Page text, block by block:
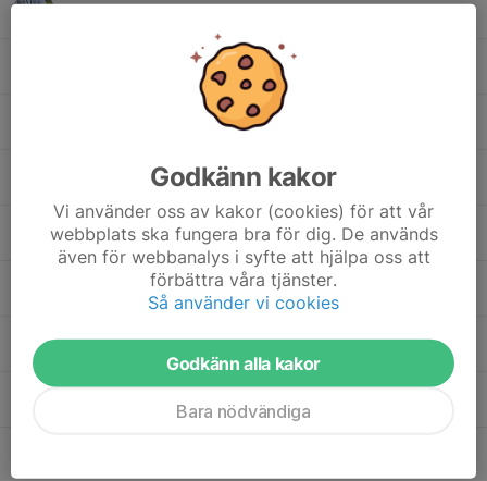
14. Ahmed Awes
17. Edwin Sahlén-Åkerlund
19. Mio Roos
20. Ebbe Lund
21. Valter Larson
Godkänn kakor
Vi använder oss av kakor (cookies) för att vår
webbplats ska fungera bra för dig. De används
även för webbanalys i syfte att hjälpa oss att
förbättra våra tjänster.
Så använder vi cookies
Godkänn alla kakor
Bara nödvändiga